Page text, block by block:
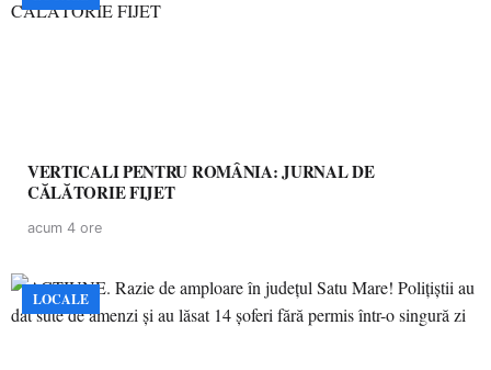
VERTICALI PENTRU ROMÂNIA: JURNAL DE
CĂLĂTORIE FIJET
acum 4 ore
LOCALE